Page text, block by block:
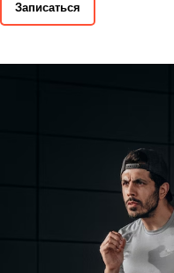
Записаться